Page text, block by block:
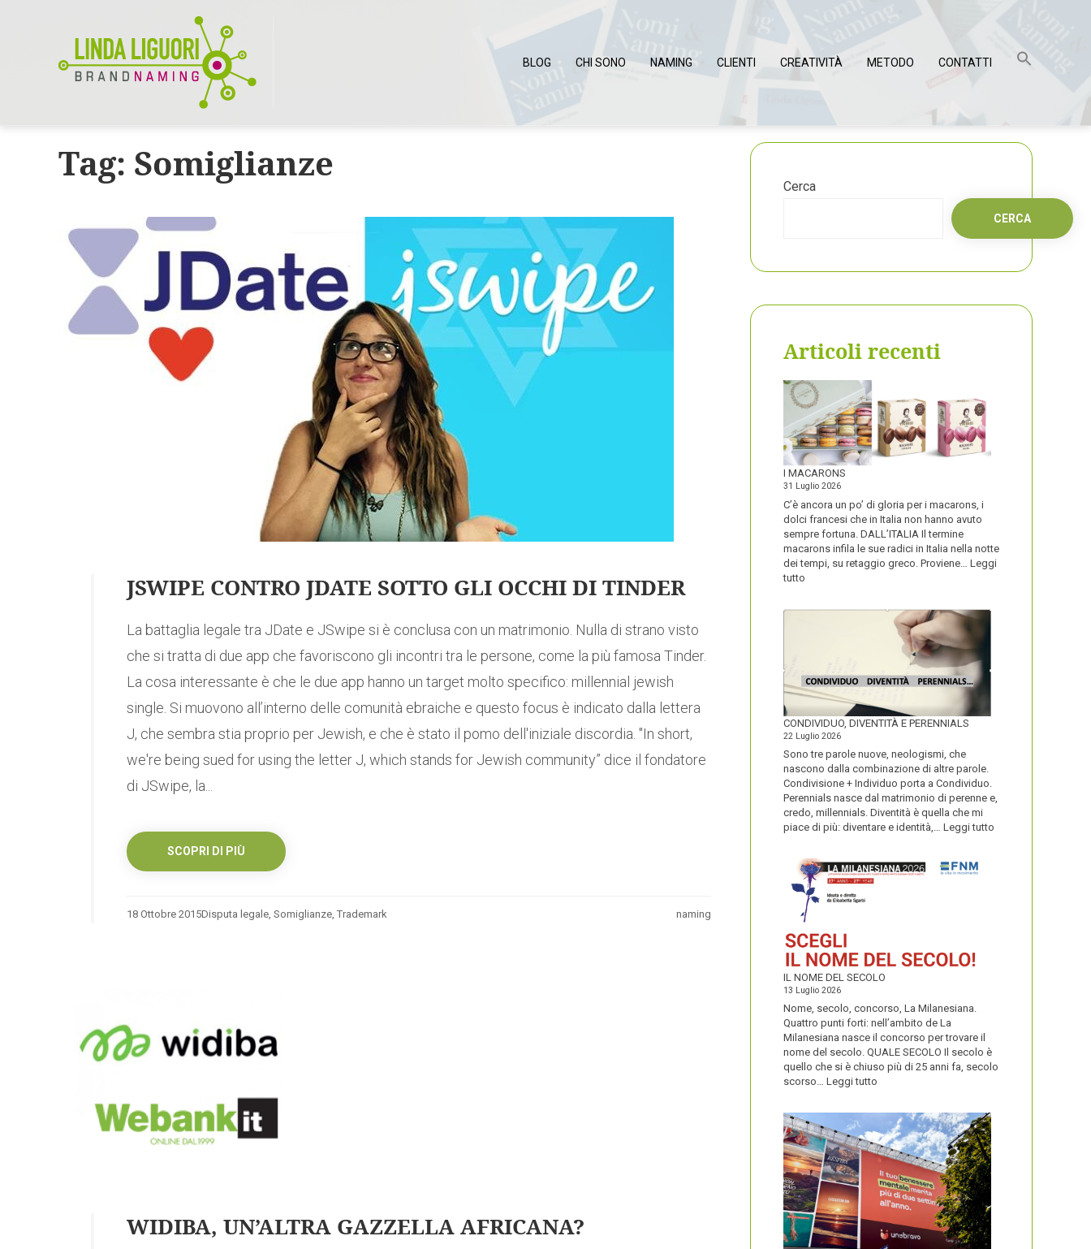
BLOG CHI SONO NAMING CLIENTI CREATIVITÀ METODO CONTATTI
Tag: Somiglianze
JSWIPE CONTRO JDATE SOTTO GLI OCCHI DI TINDER
La battaglia legale tra JDate e JSwipe si è conclusa con un matrimonio. Nulla di strano visto
che si tratta di due app che favoriscono gli incontri tra le persone, come la più famosa Tinder.
La cosa interessante è che le due app hanno un target molto specifico: millennial jewish
single. Si muovono all’interno delle comunità ebraiche e questo focus è indicato dalla lettera
J, che sembra stia proprio per Jewish, e che è stato il pomo dell'iniziale discordia. "In short,
we're being sued for using the letter J, which stands for Jewish community” dice il fondatore
di JSwipe, la...
SCOPRI DI PIÙ
18 Ottobre 2015 naming
Disputa legale, Somiglianze, Trademark
WIDIBA, UN’ALTRA GAZZELLA AFRICANA?
Cerca
CERCA
Articoli recenti
I MACARONS
31 Luglio 2026
C’è ancora un po’ di gloria per i macarons, i
dolci francesi che in Italia non hanno avuto
sempre fortuna. DALL’ITALIA Il termine
macarons infila le sue radici in Italia nella notte
dei tempi, su retaggio greco. Proviene… Leggi
tutto
CONDIVIDUO, DIVENTITÀ E PERENNIALS
22 Luglio 2026
Sono tre parole nuove, neologismi, che
nascono dalla combinazione di altre parole.
Condivisione + Individuo porta a Condividuo.
Perennials nasce dal matrimonio di perenne e,
credo, millennials. Diventità è quella che mi
piace di più: diventare e identità,… Leggi tutto
IL NOME DEL SECOLO
13 Luglio 2026
Nome, secolo, concorso, La Milanesiana.
Quattro punti forti: nell’ambito de La
Milanesiana nasce il concorso per trovare il
nome del secolo. QUALE SECOLO Il secolo è
quello che si è chiuso più di 25 anni fa, secolo
scorso… Leggi tutto
NOME
DEL
SECOLO